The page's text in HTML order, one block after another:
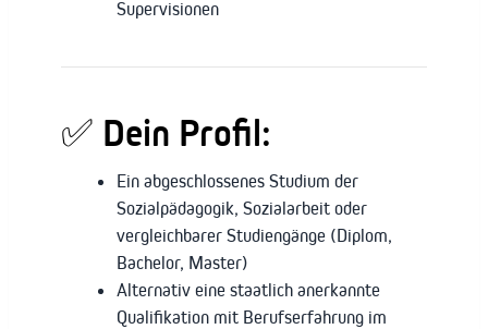
Supervisionen
✅ Dein Profil:
Ein abgeschlossenes Studium der
Sozialpädagogik, Sozialarbeit oder
vergleichbarer Studiengänge (Diplom,
Bachelor, Master)
Alternativ eine staatlich anerkannte
Qualifikation mit Berufserfahrung im